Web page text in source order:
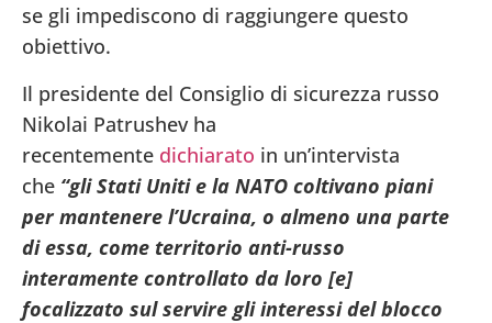
se gli impediscono di raggiungere questo
obiettivo.
Il presidente del Consiglio di sicurezza russo
Nikolai Patrushev ha
recentemente dichiarato in un’intervista
che “gli Stati Uniti e la NATO coltivano piani
per mantenere l’Ucraina, o almeno una parte
di essa, come territorio anti-russo
interamente controllato da loro [e]
focalizzato sul servire gli interessi del blocco